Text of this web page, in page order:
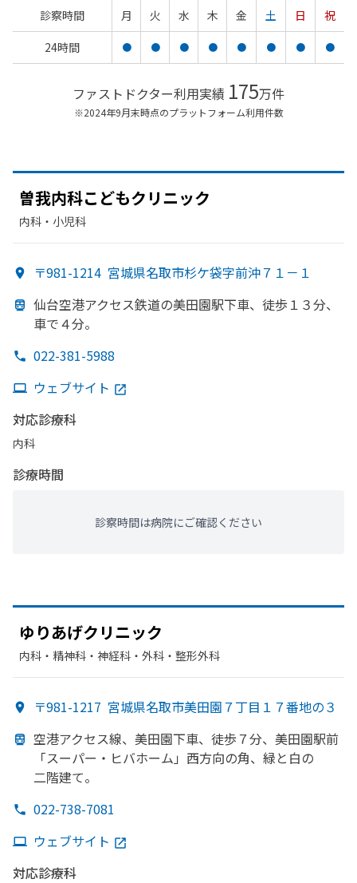
診察時間 月 火 水 木 金 土 日
祝
24時間
● ● ● ● ● ● ● ●
ファストドクター利用実績 175万件
※2024年9月末時点のプラットフォーム利用件数
曽我内科こどもクリニック
内科・​小児科
〒981-1214 宮城県名取市杉ケ袋字前沖７１－１
仙台空港アクセス鉄道の美田園駅下車、 徒歩１３分、
車で４分。
022-381-5988
ウェブサイト
対応診療科
内科
診療時間
診察時間は病院にご確認ください
ゆりあげクリニック
内科・​精神科・神経科・​外科・​整形外科
〒981-1217 宮城県名取市美田園７丁目１７番地の３
空港アクセス線、 美田園下車、 徒歩７分、 美田園駅前
「スーパー・ヒバホーム」 西方向の角、 緑と 白の
二階建て。
022-738-7081
ウェブサイト
対応診療科